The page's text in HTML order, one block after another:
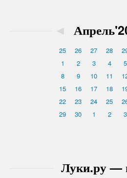
Луки.ру —
◄
25 26 27 28
1
2 3 4 5
8
9 10 11
15
16 17 18
22
23 24 25
29
30 1 2 3